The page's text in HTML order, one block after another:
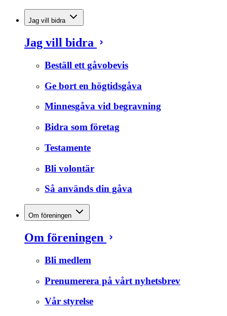
Jag vill bidra
Jag vill bidra
Beställ ett gåvobevis
Ge bort en högtidsgåva
Minnesgåva vid begravning
Bidra som företag
Testamente
Bli volontär
Så används din gåva
Om föreningen
Om föreningen
Bli medlem
Prenumerera på vårt nyhetsbrev
Vår styrelse